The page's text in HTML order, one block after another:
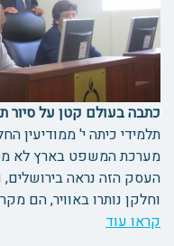
כתבה בעולם קטן על סיור
תלמידי כיתה י' ממודיעין
מערכת המשפט בארץ לא
העסק הזה נראה
וחלקן נותרו באוויר, הם
קראו עוד